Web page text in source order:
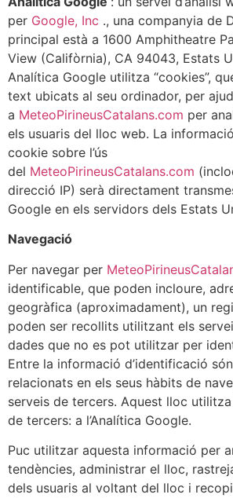
per Google, Inc ., una companyia de
principal està a 1600 Amphitheatre
View (Califòrnia), CA 94043, Estats
Analítica Google utilitza “cookies”,
text ubicats al seu ordinador, per
a MeteoPirineusCatalans.com per
els usuaris del lloc web. La
cookie sobre l’ús
del MeteoPirineusCatalans.com
direcció IP) serà directament
Google en els servidors dels Estats
Navegació
Per navegar per
identificable, que poden incloure,
geogràfica (aproximadament), un
poden ser recollits utilitzant els
dades que no es pot utilitzar per
Entre la informació d’identificació
relacionats en els seus hàbits de
serveis de tercers. Aquest lloc utilitza
de tercers: a l’Analítica Google.
Puc utilitzar aquesta informació per
tendències, administrar el lloc,
dels usuaris al voltant del lloc i